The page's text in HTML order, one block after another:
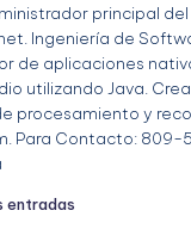
principal
Ingeniería de
de aplicaciones
utilizando Java.
procesamiento y
Para Contacto: 809-
entradas